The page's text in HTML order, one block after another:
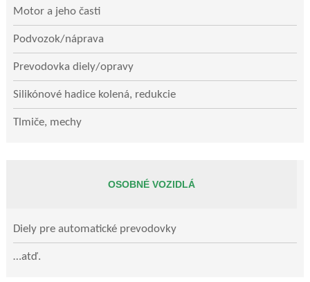
Motor a jeho časti
Podvozok/náprava
Prevodovka diely/opravy
Silikónové hadice kolená, redukcie
Tlmiče, mechy
OSOBNÉ VOZIDLÁ
Diely pre automatické prevodovky
…atď.